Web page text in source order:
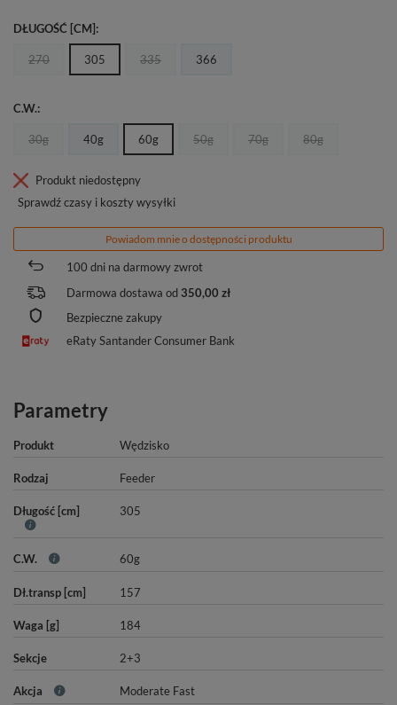
DŁUGOŚĆ [CM]
270 305 335 366
C.W.
30g 40g 60g 50g 70g 80g
Produkt niedostępny
Sprawdź czasy i koszty wysyłki
Powiadom mnie o dostępności produktu
100 dni na darmowy zwrot
Darmowa dostawa od 350,00 zł
Bezpieczne zakupy
eRaty Santander Consumer Bank
Parametry
Produkt Wędzisko
Rodzaj Feeder
Długość [cm] 305
C.W. 60g
Dł.transp [cm] 157
Waga [g] 184
Sekcje 2+3
Akcja Moderate Fast